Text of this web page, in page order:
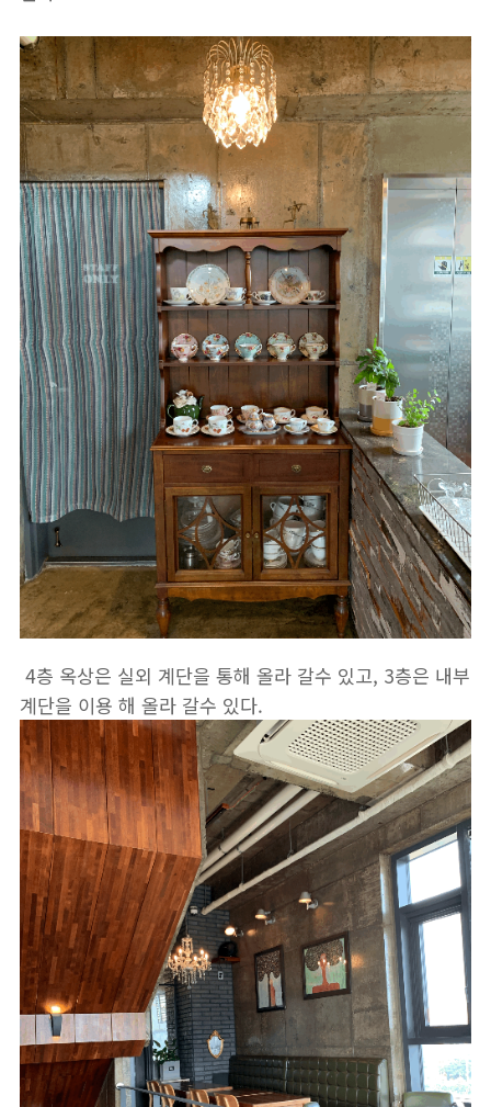
4층 옥상은 실외 계단을 통해 올라 갈수 있고, 3층은 내부
계단을 이용 해 올라 갈수 있다.